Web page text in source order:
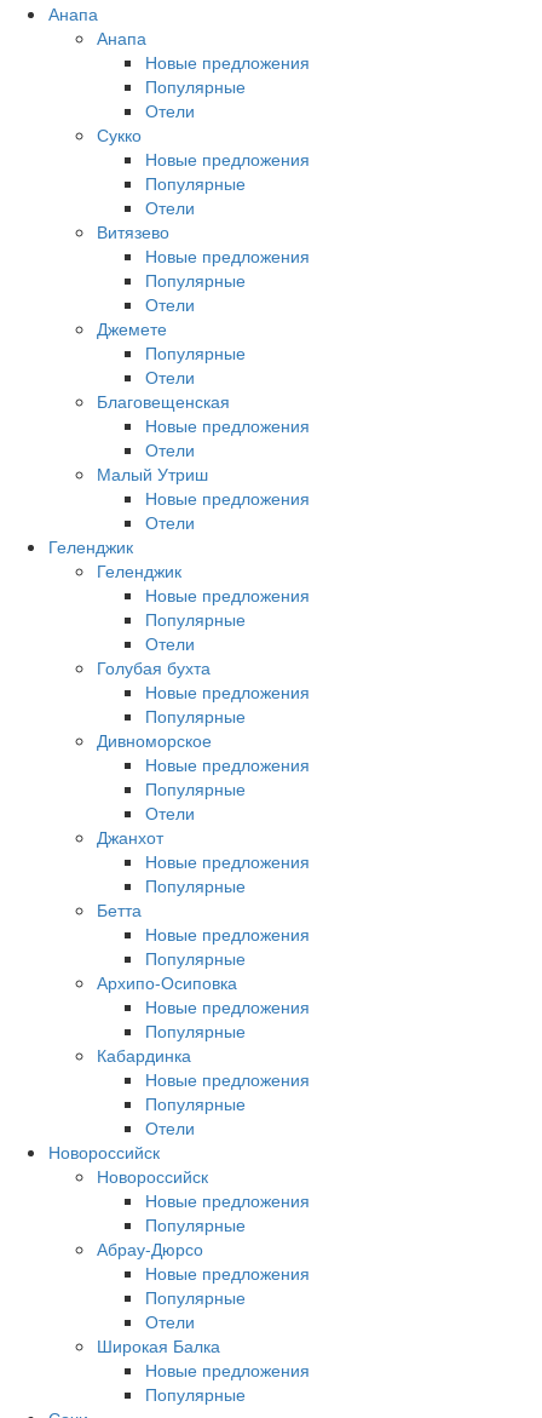
Анапа
Анапа
Новые предложения
Популярные
Отели
Сукко
Новые предложения
Популярные
Отели
Витязево
Новые предложения
Популярные
Отели
Джемете
Популярные
Отели
Благовещенская
Новые предложения
Отели
Малый Утриш
Новые предложения
Отели
Геленджик
Геленджик
Новые предложения
Популярные
Отели
Голубая бухта
Новые предложения
Популярные
Дивноморское
Новые предложения
Популярные
Отели
Джанхот
Новые предложения
Популярные
Бетта
Новые предложения
Популярные
Архипо-Осиповка
Новые предложения
Популярные
Кабардинка
Новые предложения
Популярные
Отели
Новороссийск
Новороссийск
Новые предложения
Популярные
Абрау-Дюрсо
Новые предложения
Популярные
Отели
Широкая Балка
Новые предложения
Популярные